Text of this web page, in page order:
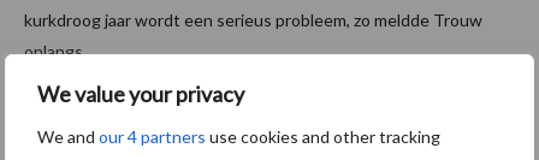
We value your privacy
We and our 4 partners use cookies and other tracking
kurkdroog jaar wordt een serieus probleem, zo meldde Trouw
onlangs.
Onmogelijk voor agrariërs om goed